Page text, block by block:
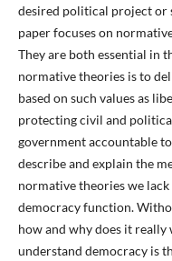
desired political project or
paper focuses on
They are both essential in
normative theories is to
based on such values as
protecting civil and
government accountable
describe and explain the
normative theories we
democracy function.
how and why does it
understand democracy is